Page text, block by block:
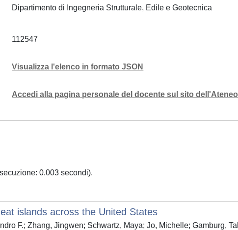
Dipartimento di Ingegneria Strutturale, Edile e Geotecnica
112547
Visualizza l'elenco in formato JSON
Accedi alla pagina personale del docente sul sito dell'Ateneo
0.003 secondi).
islands across the United States
F.; Zhang, Jingwen; Schwartz, Maya; Jo, Michelle; Gamburg, Tal